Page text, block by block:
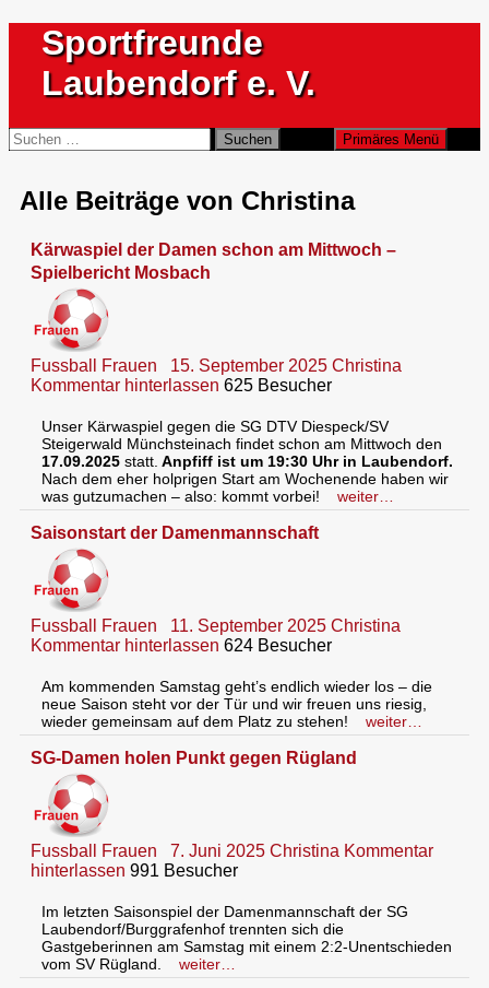
Inhalt
springen
Sportfreunde
Laubendorf e. V.
Suchen Primäres Menü
Suchen
nach:
Alle Beiträge von Christina
Kärwaspiel der Damen schon am Mittwoch –
Spielbericht Mosbach
Fussball Frauen 15. September 2025 Christina
Kommentar hinterlassen 625 Besucher
Unser Kärwaspiel gegen die SG DTV Diespeck/SV
Steigerwald Münchsteinach findet schon am Mittwoch den
17.09.2025 statt. Anpfiff ist um 19:30 Uhr in Laubendorf.
Nach dem eher holprigen Start am Wochenende haben wir
was gutzumachen – also: kommt vorbei!
weiter…
Saisonstart der Damenmannschaft
Fussball Frauen 11. September 2025 Christina
Kommentar hinterlassen 624 Besucher
Am kommenden Samstag geht’s endlich wieder los – die
neue Saison steht vor der Tür und wir freuen uns riesig,
wieder gemeinsam auf dem Platz zu stehen!
weiter…
SG-Damen holen Punkt gegen Rügland
Fussball Frauen 7. Juni 2025 Christina Kommentar
hinterlassen 991 Besucher
Im letzten Saisonspiel der Damenmannschaft der SG
Laubendorf/Burggrafenhof trennten sich die
Gastgeberinnen am Samstag mit einem 2:2-Unentschieden
vom SV Rügland.
weiter…